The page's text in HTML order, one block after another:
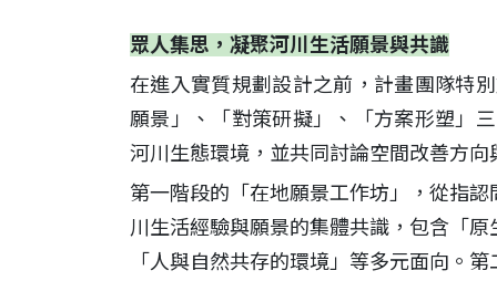
眾人集思，凝聚河川生活願景與共識
在進入實質規劃設計之前，計畫團隊特
願景」、「對策研擬」、「方案形塑」
河川生態環境，並共同討論空間改善方向
第一階段的「在地願景工作坊」，從指
川生活經驗與願景的集體共識，包含「
「人與自然共存的環境」等多元面向。